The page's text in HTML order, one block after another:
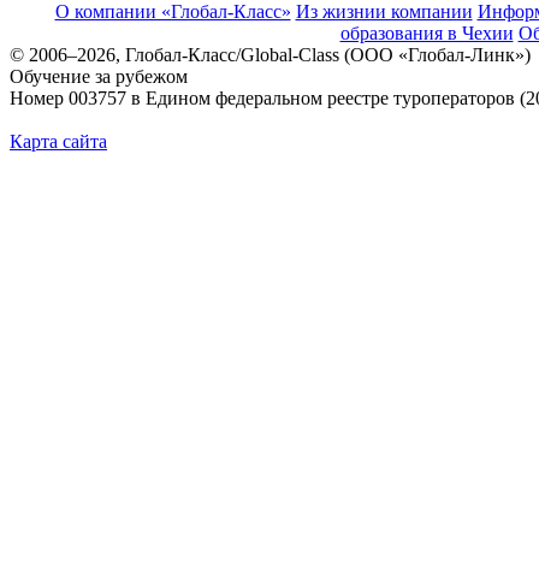
О компании «Глобал-Класс» Из жизнии компании
образования в Чехии
© 2006–2026, Глобал-Класс/Global-Class (ООО «Глобал-Линк»)
Обучение за рубежом
Номер 003757 в Едином федеральном реестре туроператоров
Карта сайта